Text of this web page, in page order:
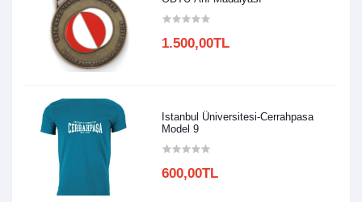
1.500,00TL
Istanbul Üniversitesi-Cerrahpasa
Model 9
600,00TL